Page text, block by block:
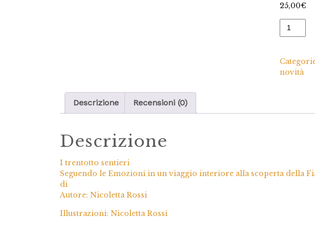
25,00€
novità
Descrizione Recensioni (0)
Descrizione
I trentotto sentieri
Seguendo le Emozioni in un viaggio interiore alla scoperta della
di
Autore: Nicoletta Rossi
Illustrazioni: Nicoletta Rossi